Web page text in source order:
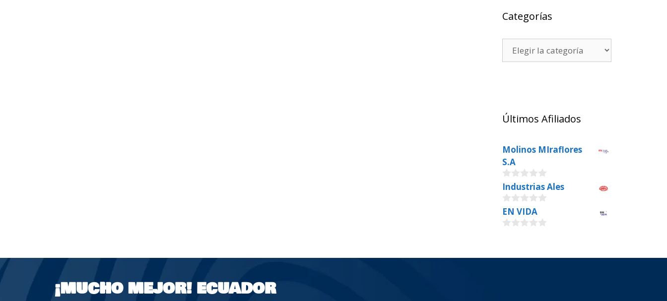
Categorías
Últimos Afiliados
Molinos MIraflores
S.A
0
o
u
t
o
f
Industrias Ales
0
o
u
5
EN VIDA
t
¡MUCHO MEJOR! ECUADOR